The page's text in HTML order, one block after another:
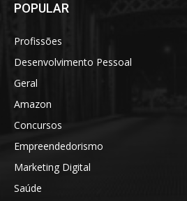
POPULAR
Profissões
Desenvolvimento Pessoal
Geral
Amazon
Concursos
Empreendedorismo
Marketing Digital
Saúde